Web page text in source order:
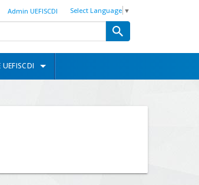
Select Language ▼
Admin UEFISCDI
UEFISCDI